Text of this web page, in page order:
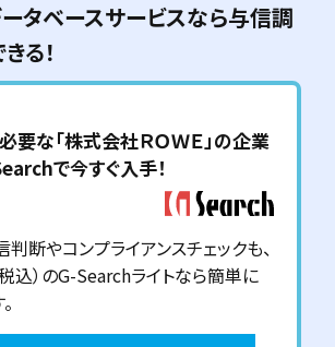
タベースサービスなら与信調
る！
要な「株式会社ＲＯＷＥ」の企業
で今すぐ入手！
断やコンプライアンスチェックも、
込）のG-Searchライトなら簡単に